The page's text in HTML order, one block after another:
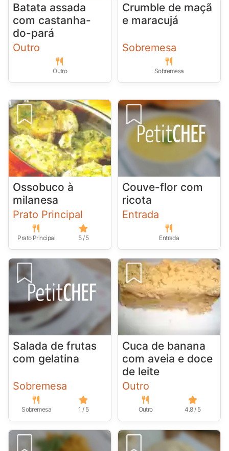
Batata assada
com castanha-
do-pará
Outro
Outro
Crumble de maçã
e maracujá
Sobremesa
Sobremesa
Ossobuco à
milanesa
Prato Principal
Prato Principal 5 / 5
Couve-flor com
ricota
Entrada
Entrada
Salada de frutas
com gelatina
Sobremesa
Sobremesa 1 / 5
Cuca de banana
com aveia e doce
de leite
Outro
Outro 4.8 / 5